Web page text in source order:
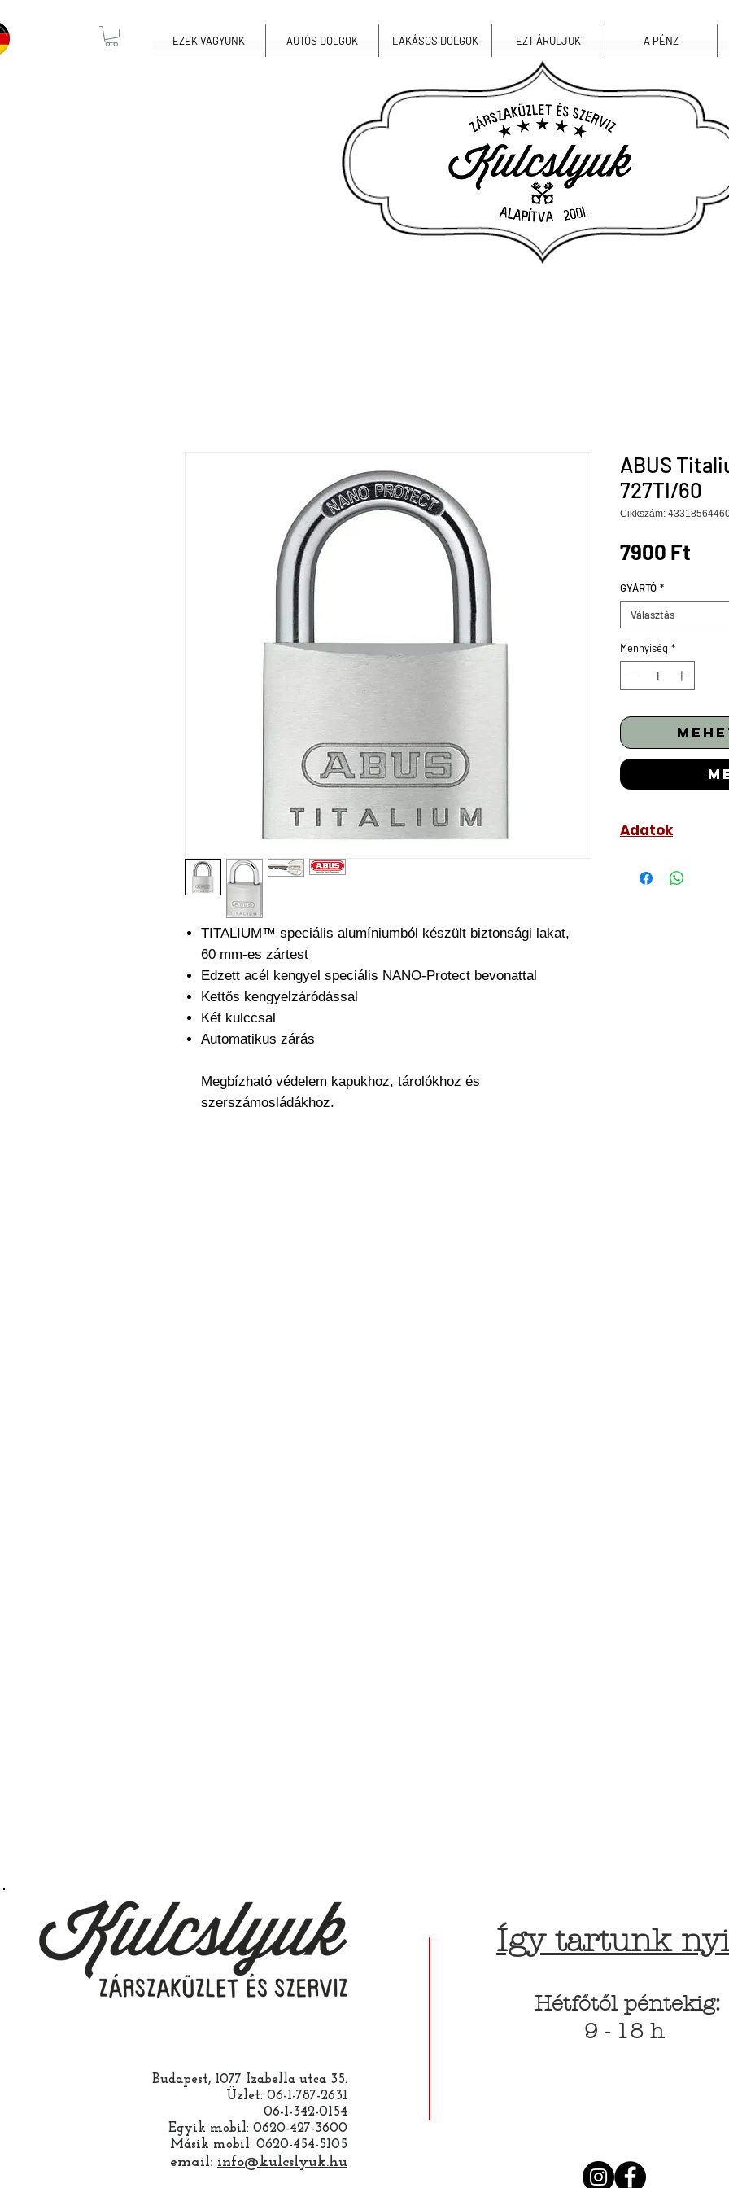
EZEK VAGYUNK AUTÓS DOLGOK LAKÁSOS DOLGOK EZT ÁRULJUK A PÉNZ
TITALIUM™ speciális alumíniumból készült biztonsági lakat,
60 mm-es zártest
Edzett acél kengyel speciális NANO-Protect bevonattal
Kettős kengyelzáródással
Két kulccsal
Automatikus zárás
Megbízható védelem kapukhoz, tárolókhoz és
szerszámosládákhoz.
ABUS
727TI/60
Cikkszám:
7900 Ft
GYÁRTÓ *
Választás
Mennyiség *
Adatok
Kengyel belső
Budapest, 1077 Izabella utca 35.
Üzlet: 06-1-787-2631
06-1-342-0154
Egyik mobil: 0620-427-3600
Másik mobil: 0620-454-5105
email: info@kulcslyuk.hu
Így tartunk
Hétfőtől péntekig:
9 - 18 h